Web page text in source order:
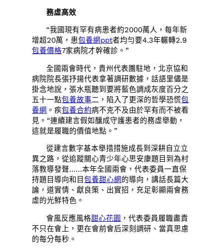
務虛高效
“我國現有罕有病患者約2000萬人，每年新
增超20萬，患包養網ppt者均勻要4.3年輾轉2.9
包養價格7家病院才幹確診。”
全國兩會時代，貴州代表團駐地，北京協和
病院院長張抒揚代表拿著調研數據，話語里儘是
掛念地說，張水瓶聽到要將藍色調成灰度百分之
五十一點包養故事二，陷入了更深的哲學恐慌包
養網 。疾包養合約病不克不及由於罕有而不被看
見。“連續建言假如釀成守護患者的務虛舉動，
這就是履職的價值地點。”
從建言數字基本舉措措施成長到深耕自立立
異之路，從追蹤關心青少年心思安康題目到為村
落教導發聲……本年全國兩會，代表委員一直保
持題目導向和目包養甜心網的導向，講話長篇大
論，道實情、獻良策、出實招，充足彰顯兩會務
虛的光鮮特色。
會風反應風格甜心花園 ，代表委員履職盡責
不只在會上，更在會前會后深刻調研、當真思慮
的每分每秒。